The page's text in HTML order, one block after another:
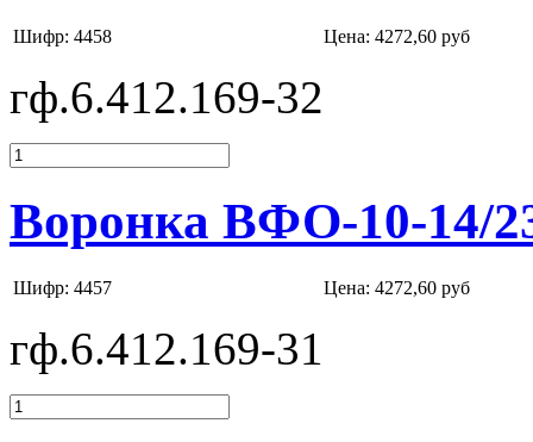
Шифр: 4458 Цена: 4272,60 руб
гф.6.412.169-32
Воронка ВФО-10-14/
Шифр: 4457 Цена: 4272,60 руб
гф.6.412.169-31